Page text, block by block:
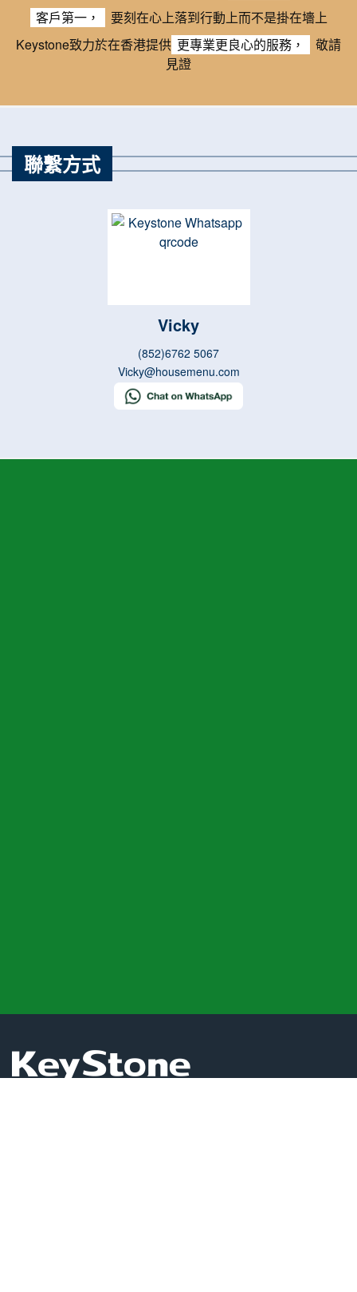
客戶第一，
要刻在心上落到行動上而不是掛在墻上
Keystone致力於在香港提供 更專業更良心的服務，
敬請
見證
聯繫方式
Vicky
(852)6762 5067
Vicky@housemenu.com